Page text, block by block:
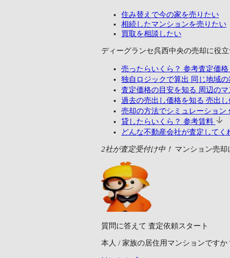
住み替えで今の家を売りたい
相続したマンションを売りたい
買取を相談したい
ディーグランセ呉西中央の売却に役立
売ったらいくら？ 参考査定価格
独自ロジックで算出 同じ地域
査定価格の目安を知る 周辺の
過去の売出し価格を知る 売出
売却の方法でシミュレーション
貸したらいくら？ 参考賃料
どんな不動産会社が査定してく
2社が査定受付け中！ マンション売
質問に答えて 査定依頼スタート
本人 / 家族の居住用マンションですか